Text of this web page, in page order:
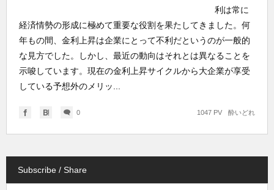
利は常に
経済情勢の形成に極めて重要な役割を果たしてきました。何
年もの間、金利上昇は企業にとって不利だというのが一般的
な見方でした。しかし、最近の動向はそれとは異なることを
示唆しています。現在の金利上昇サイクルから大企業が享受
している予想外のメリッ...
0 酔いどれ
1047 PV
Subscribe / Share